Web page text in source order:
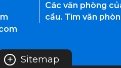
Các văn phòng
cầu. Tìm văn
+ Sitemap